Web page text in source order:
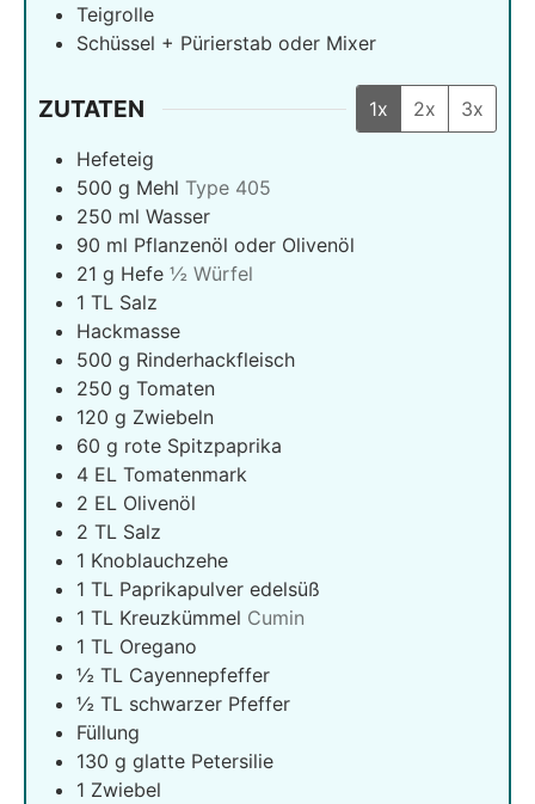
Teigrolle
Schüssel + Pürierstab oder Mixer
ZUTATEN 1x 2x 3x
Hefeteig
500 g Mehl Type 405
250 ml Wasser
90 ml Pflanzenöl oder Olivenöl
21 g Hefe ½ Würfel
1 TL Salz
Hackmasse
500 g Rinderhackfleisch
250 g Tomaten
120 g Zwiebeln
60 g rote Spitzpaprika
4 EL Tomatenmark
2 EL Olivenöl
2 TL Salz
1 Knoblauchzehe
1 TL Paprikapulver edelsüß
1 TL Kreuzkümmel Cumin
1 TL Oregano
½ TL Cayennepfeffer
½ TL schwarzer Pfeffer
Füllung
130 g glatte Petersilie
1 Zwiebel